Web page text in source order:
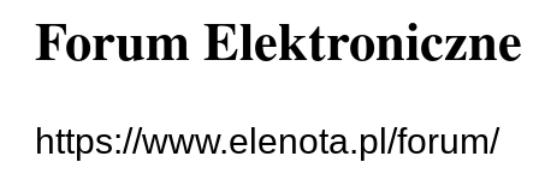
Forum Elektroniczne
https://www.elenota.pl/forum/